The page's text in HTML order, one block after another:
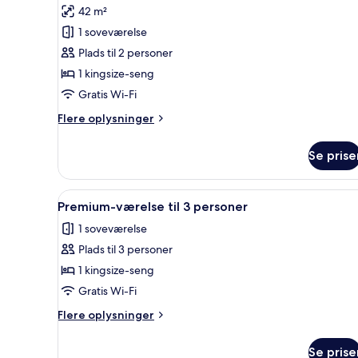
af
Large
Premium
anmeldelser)
42 m²
1 soveværelse
Plads til 2 personer
1 kingsize-seng
Gratis Wi-Fi
Flere oplysninger
Flere
Premium
Se
Indlæs
alle
billeder
af
Premium-
værelse
til
3
Et hotelværelse med en stor
1
Premium-værelse til 3 personer
1 soveværelse
Plads til 3 personer
1 kingsize-seng
Gratis Wi-Fi
Flere oplysninger
Flere
Se